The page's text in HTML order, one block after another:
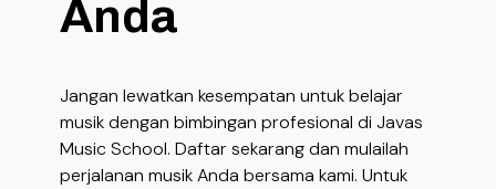
Anda
Jangan lewatkan kesempatan untuk belajar
musik dengan bimbingan profesional di Javas
Music School. Daftar sekarang dan mulailah
perjalanan musik Anda bersama kami. Untuk